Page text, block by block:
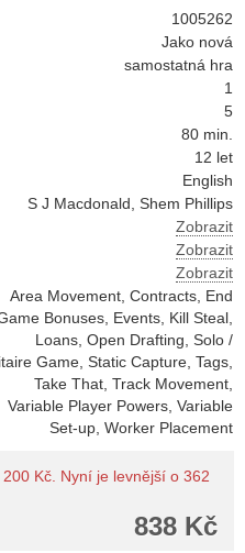
1005262
Jako nová
samostatná hra
1
5
80 min.
12 let
English
S J Macdonald, Shem Phillips
Zobrazit
Zobrazit
Zobrazit
Area Movement, Contracts, End
Bonuses, Events, Kill Steal,
Loans, Open Drafting, Solo /
Game, Static Capture, Tags,
Take That, Track Movement,
Variable Player Powers, Variable
Set-up, Worker Placement
Kč. Nyní je levnější o 362
838 Kč